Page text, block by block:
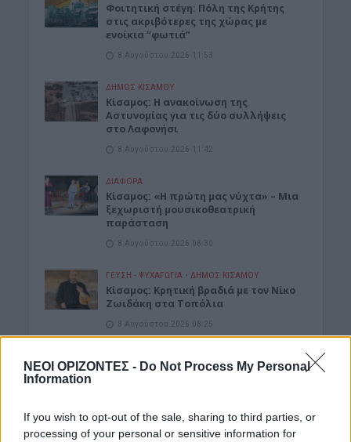
ΝΕΟΙ ΟΡΙΖΟΝΤΕΣ - Do Not Process My Personal
Information
If you wish to opt-out of the sale, sharing to third parties, or
processing of your personal or sensitive information for
Φοιτητική στέγη: Πόλη της Κρήτης
στις ακριβότερες της χώρας με
ενοίκια “φωτιά”
8 Αυγούστου 2026 11:53
ΔΉΜΟΣ ΚΙΣΆΜΟΥ
Κίσαμος: Η ανακοίνωση της
Αστυνομίας για τις δύο συλλήψεις
στο Λαφονήσι
8 Αυγούστου 2026 11:42
ΔΙΆΦΟΡΑ
Κίσαμος: «Η πρώτη μας νύχτα» – Μια
ξεχωριστή μουσικοθεατρική
παράσταση
8 Αυγούστου 2026 08:30
ΓΕΎΣΗ - ΨΥΧΑΓΩΓΊΑ • ΔΉΜΟΣ ΚΙΣΆΜΟΥ
Kίσαμος: Κρητική βραδιά με τον Νίκο
Ζωιδάκη στα Τοπόλια
8 Αυγούστου 2026 08:25
Δεκαπενταύγουστος στην Ιερά Μονή
ΓΕΎΣΗ - ΨΥΧΑΓΩΓΊΑ